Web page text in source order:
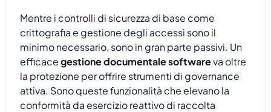
Mentre i controlli di sicurezza di base come
crittografia e gestione degli accessi sono il
minimo necessario, sono in gran parte passivi. Un
efficacegestione documentale softwareva oltre
la protezione per offrire strumenti di governance
attiva. Sono queste funzionalità che elevano la
conformità da esercizio reattivo di raccolta